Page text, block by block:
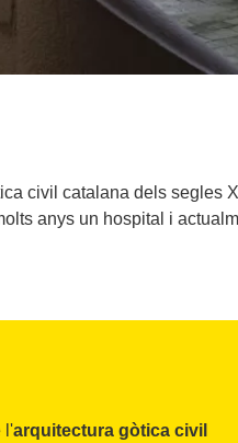
civil catalana dels
anys un hospital i
l'arquitectura gòtica civil